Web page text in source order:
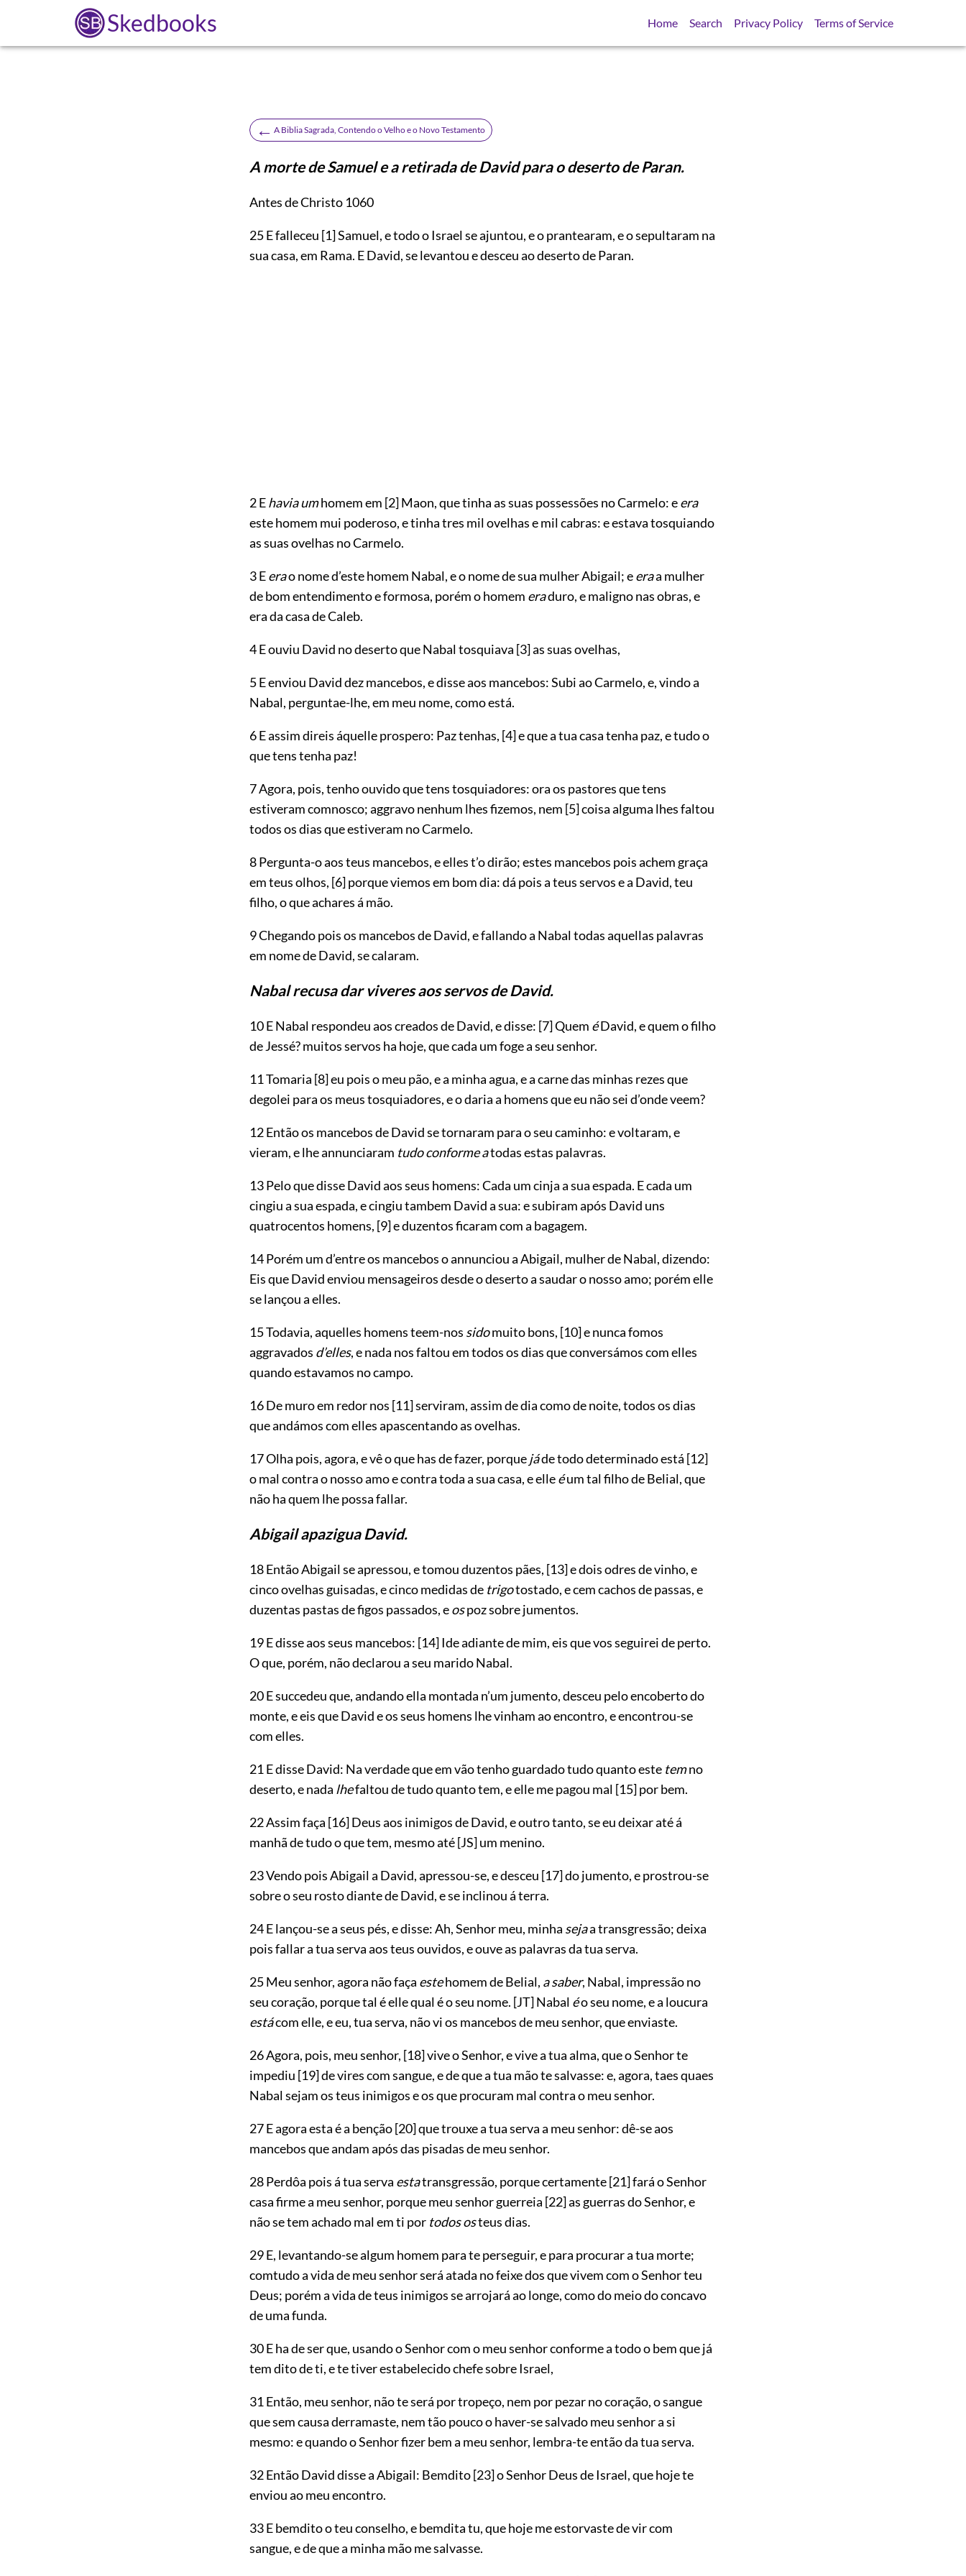
Skedbooks Home Search Privacy Policy Terms of Service
← A Biblia Sagrada, Contendo o Velho e o Novo Testamento
A morte de Samuel e a retirada de David para o deserto de Paran.
Antes de Christo 1060
25E falleceu [1]Samuel, e todo o Israel se ajuntou, e o prantearam, e o sepultaram na
sua casa, em Rama. E David, se levantou e desceu ao deserto de Paran.
2 Ehavia umhomem em [2]Maon, que tinha as suas possessões no Carmelo: eera
este homem mui poderoso, e tinha tres mil ovelhas e mil cabras: e estava tosquiando
as suas ovelhas no Carmelo.
3 Eerao nome d’este homem Nabal, e o nome de sua mulher Abigail; eeraa mulher
de bom entendimento e formosa, porém o homem eraduro, e maligno nas obras, e
era da casa de Caleb.
4 E ouviu David no deserto que Nabal tosquiava [3]as suas ovelhas,
5 E enviou David dez mancebos, e disse aos mancebos: Subi ao Carmelo, e, vindo a
Nabal, perguntae-lhe, em meu nome, como está.
6 E assim direis áquelle prospero: Paz tenhas, [4]e que a tua casa tenha paz, e tudo o
que tens tenha paz!
7 Agora, pois, tenho ouvido que tens tosquiadores: ora os pastores que tens
estiveram comnosco; aggravo nenhum lhes fizemos, nem [5]coisa alguma lhes faltou
todos os dias que estiveram no Carmelo.
8 Pergunta-o aos teus mancebos, e elles t’o dirão; estes mancebos pois achem graça
em teus olhos, [6]porque viemos em bom dia: dá pois a teus servos e a David, teu
filho, o que achares á mão.
9 Chegando pois os mancebos de David, e fallando a Nabal todas aquellas palavras
em nome de David, se calaram.
Nabal recusa dar viveres aos servos de David.
10 E Nabal respondeu aos creados de David, e disse: [7]Quem éDavid, e quem o filho
de Jessé? muitos servos ha hoje, que cada um foge a seu senhor.
11 Tomaria [8]eu pois o meu pão, e a minha agua, e a carne das minhas rezes que
degolei para os meus tosquiadores, e o daria a homens que eu não sei d’onde veem?
12 Então os mancebos de David se tornaram para o seu caminho: e voltaram, e
vieram, e lhe annunciaram tudo conforme atodas estas palavras.
13 Pelo que disse David aos seus homens: Cada um cinja a sua espada. E cada um
cingiu a sua espada, e cingiu tambem David a sua: e subiram após David uns
quatrocentos homens, [9]e duzentos ficaram com a bagagem.
14 Porém um d’entre os mancebos o annunciou a Abigail, mulher de Nabal, dizendo:
Eis que David enviou mensageiros desde o deserto a saudar o nosso amo; porém elle
se lançou a elles.
15 Todavia, aquelles homens teem-nos sidomuito bons, [10]e nunca fomos
aggravados d’elles, e nada nos faltou em todos os dias que conversámos com elles
quando estavamos no campo.
16 De muro em redor nos [11]serviram, assim de dia como de noite, todos os dias
que andámos com elles apascentando as ovelhas.
17 Olha pois, agora, e vê o que has de fazer, porquejáde todo determinado está [12]
o mal contra o nosso amo e contra toda a sua casa, e elleéum tal filho de Belial, que
não ha quem lhe possa fallar.
Abigail apazigua David.
18 Então Abigail se apressou, e tomou duzentos pães, [13]e dois odres de vinho, e
cinco ovelhas guisadas, e cinco medidas de trigotostado, e cem cachos de passas, e
duzentas pastas de figos passados, eospoz sobre jumentos.
19 E disse aos seus mancebos: [14]Ide adiante de mim, eis que vos seguirei de perto.
O que, porém, não declarou a seu marido Nabal.
20 E succedeu que, andando ella montada n’um jumento, desceu pelo encoberto do
monte, e eis que Davide os seus homens lhe vinham ao encontro, e encontrou-se
com elles.
21 E disse David: Na verdade que em vão tenho guardado tudo quanto este temno
deserto, e nada lhefaltou de tudo quanto tem, e elle me pagou mal [15]por bem.
22 Assim faça [16]Deus aos inimigos de David, e outro tanto, se eu deixar até á
manhã de tudo o que tem, mesmo até[JS]um menino.
23 Vendo pois Abigail a David, apressou-se, e desceu [17]do jumento, e prostrou-se
sobre o seu rosto diante de David, e se inclinou á terra.
24 E lançou-se a seus pés, e disse: Ah, Senhor meu, minha sejaa transgressão; deixa
pois fallar a tua serva aos teus ouvidos, e ouve as palavras da tua serva.
25 Meu senhor, agora não faça estehomem de Belial, a saber, Nabal, impressão no
seu coração, porque tal é elle qual é o seu nome. [JT]Nabal éo seu nome, e a loucura
estácom elle, e eu, tua serva, não vi os mancebos de meu senhor, que enviaste.
26 Agora, pois, meu senhor, [18]vive o Senhor, e vive a tua alma, que o Senhor te
impediu [19]de vires com sangue, e de que a tua mão te salvasse: e, agora, taes quaes
Nabal sejam os teus inimigos e os que procuram mal contra o meu senhor.
27 E agora esta é a benção[20]que trouxe a tua serva a meu senhor: dê-se aos
mancebos que andam após das pisadas de meu senhor.
28 Perdôa pois á tua serva estatransgressão, porque certamente[21]fará o Senhor
casa firme a meu senhor, porque meu senhor guerreia [22]as guerras do Senhor, e
não se tem achado mal em ti por todos osteus dias.
29 E, levantando-se algum homem para te perseguir, e para procurar a tua morte;
comtudo a vida de meu senhor será atada no feixe dos que vivem com o Senhor teu
Deus; porém a vida de teus inimigos se arrojará ao longe, como do meio do concavo
de uma funda.
30 E ha de ser que, usando o Senhor com o meu senhor conforme a todo o bem que já
tem dito de ti, e te tiver estabelecido chefe sobre Israel,
31 Então, meu senhor, não te será por tropeço, nem por pezar no coração, o sangue
que sem causa derramaste, nem tão pouco o haver-se salvado meu senhor a si
mesmo: e quando o Senhor fizer bem a meu senhor, lembra-te então da tua serva.
32 Então David disse a Abigail: Bemdito[23]o Senhor Deus de Israel, que hoje te
enviou ao meu encontro.
33 E bemdito o teu conselho, e bemdita tu, que hoje me estorvaste de vir com
sangue, e de que a minha mão me salvasse.